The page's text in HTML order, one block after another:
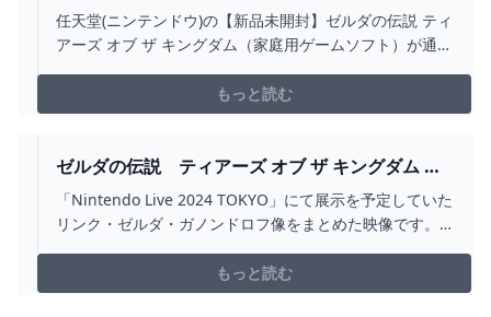
オブ ザ キングダムの通販 BY ゆえにゃんS SHOP
｜ニンテンドウならラクマ
任天堂(ニンテンドウ)の【新品未開封】ゼルダの伝説 ティ
アーズ オブ ザ キングダム（家庭用ゲームソフト）が通販
ざいます。【新品未開封・シュリンク付】ゼルダの伝
説 ティアーズオブザキングダム迅速丁寧に対応いたし
です。特典部分が欲しかったので、ソフトのみ出品致し
ます。ご検討よろしくお願い致します！【Switch】ゼル
ダの伝説TearsoftheKingdomブランド：任天堂
もっと読む
ゼルダの伝説 ティアーズ オブ ザ キングダム リ
ンク・ゼルダ・ガノンドロフ像 展示映像
[NINTENDO LIVE 2024 TOKYO] - YOUTUBE
「Nintendo Live 2024 TOKYO」にて展示を予定していた
リンク・ゼルダ・ガノンドロフ像をまとめた映像です。
全長：220cm ※台座含む【ゼルダの伝説 オーケストラ
コンサート [Nintendo Live 2024 TOKYO]】h...
もっと読む